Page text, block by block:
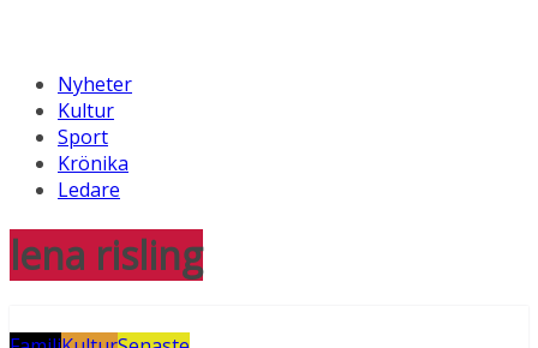
Nyheter
Kultur
Sport
Krönika
Ledare
lena risling